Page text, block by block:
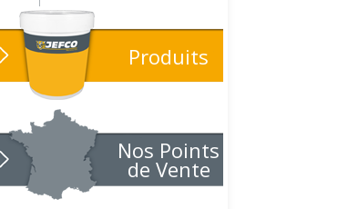
01
26
ATELIER DU
PEINTRE 2026 !
Parce que chaque chantier
compte, nous...
Lire la suite
01
26
NOUVEAUTÉ
POLARIS
Toujours soucieux des besoins
Lire la suite
Produits
Nos Points
de Vente